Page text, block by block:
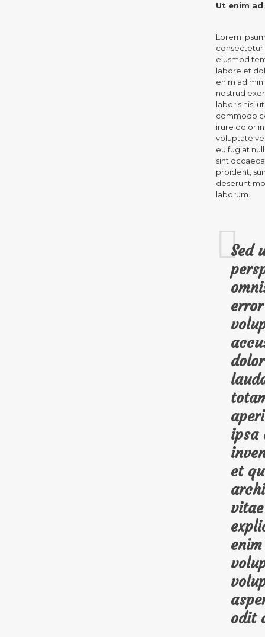
Ut enim
Lorem
consectetur
eiusmod
labore et
enim ad
nostrud
laboris nisi
commodo
irure dolor
voluptate
eu fugiat
sint
proident,
deserunt
laborum.
Sed
ipsa
et
odit